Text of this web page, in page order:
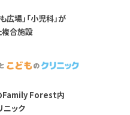
広場」「小児科」が
複合施設
Family Forest内
ニック